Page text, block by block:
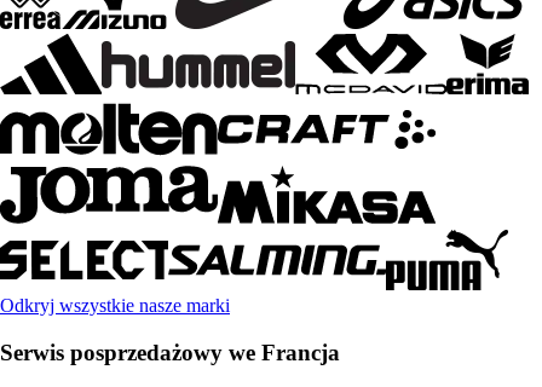
Odkryj wszystkie nasze marki
Serwis posprzedażowy we Francja